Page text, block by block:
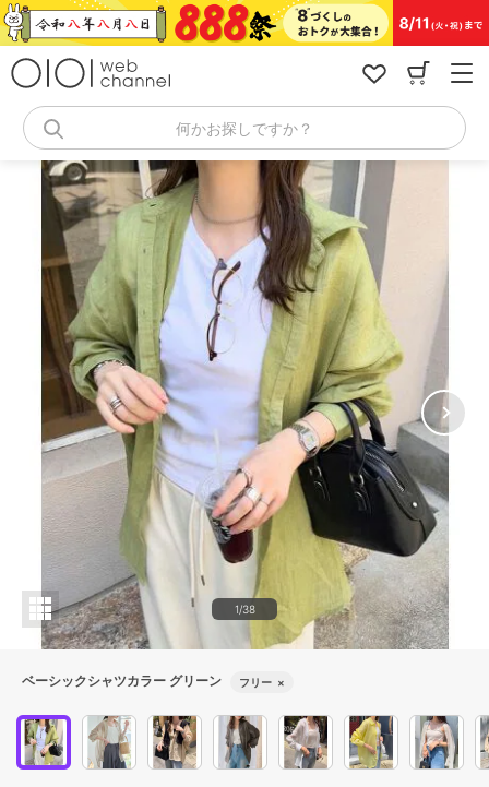
コ
ン
何かお探しですか？
1/38
ベーシックシャツカラー グリーン フリー ×